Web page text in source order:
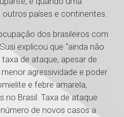
outros países e continentes.
dos brasileiros com
explicou que “ainda não
de ataque, apesar de
agressividade e poder
e febre amarela,
no Brasil. Taxa de ataque
de novos casos a